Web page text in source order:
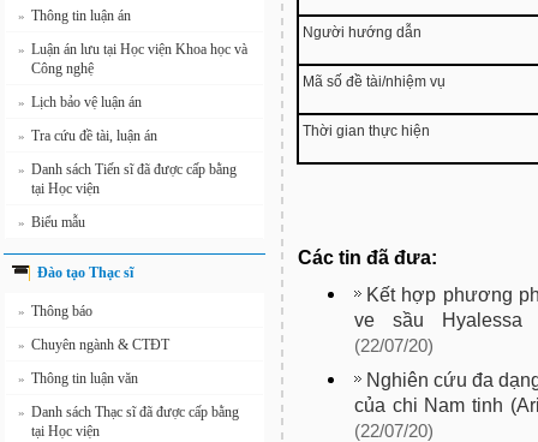
» Thông tin luận án
» Luận án lưu tại Học viện Khoa học và
Công nghệ
» Lịch bảo vệ luận án
» Tra cứu đề tài, luận án
» Danh sách Tiến sĩ đã được cấp bằng
tại Học viện
» Biểu mẫu
Đào tạo Thạc sĩ
» Thông báo
» Chuyên ngành & CTĐT
» Thông tin luận văn
» Danh sách Thạc sĩ đã được cấp bằng
tại Học viện
Người hướng dẫn
Mã số đề tài/nhiệm vụ
Thời gian thực hiện
Các tin đã đưa:
Kết hợp phương
ve sầu Hyalessa
(22/07/20)
Nghiên cứu đa
của chi Nam tinh
(22/07/20)